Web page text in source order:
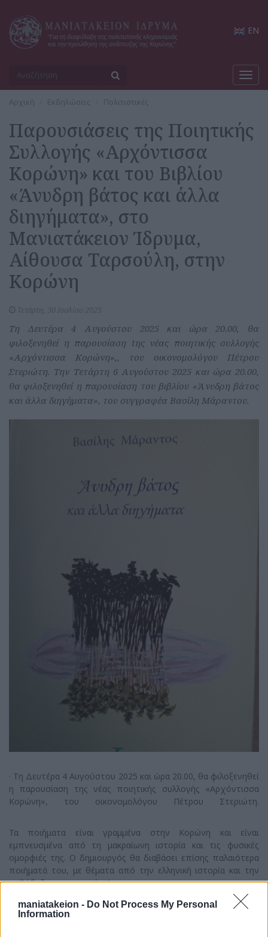
maniatakeion - Do Not Process My Personal
Information
EN
Αρχική Εκδηλώσεις Πολιτιστικές
Παρουσιάσεις της Ποιητικής
Συλλογής «Αρχόντισσα
Κορώνη» και του Βιβλίου
«Άνυδρη βάτος και άλλα
διηγήματα», στο
Μανιατάκειον Ίδρυμα,
Αίθουσα Ταρσούλη, στην
Κορώνη
Τη Δευτέρα 4 Αυγούστου 2025 και ώρα 20.00, θα
φιλοξενηθεί η παρουσίαση tης νέας ποιητικής συλλογής
«Αρχόντισσα Κορώνη»,, του οικονομολόγου Πέτρου
Στεριώτη. Tην Τετάρτη 6 Αυγούστου 2025 και ώρα 20.00,
θα φιλοξενηθεί η παρουσίαση του βιβλίου «Άνυδρη βάτος
και άλλα διηγήματα», του συγγραφέα Βασίλη Μάραντου.
· Τη Δευτέρα 4 Αυγούστου 2025 και ώρα 20.00, θα φιλοξενηθεί
η παρουσίαση της νέας ποιητικής συλλογής «Αρχόντισσα
Κορώνη», του οικονομολόγου Πέτρου Στεριώτη.
Τα ποιήματα είναι γραμμένα στην Κορώνη και είναι
εμπνευσμένα από τη μακραίωνη ιστορία και τις φυσικές
ομορφιές της. Ο δημιουργός θα διαβάσει επίσης παλαιότερα
ποιήματά του, με θέματα από την ελληνική ιστορία και την
ορθόδοξη χριστιανική πίστη.
Μερικά λόγια για τον Πέτρο Στεριώτη…
Γεννήθηκε το 1979 στην Αθήνα. Σπούδασε Οικονομικά στην